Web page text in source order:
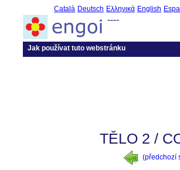
Català Deutsch Ελληνικά English
----
Jak používat tuto webstránku
TĚLO 2 /
(předchozí